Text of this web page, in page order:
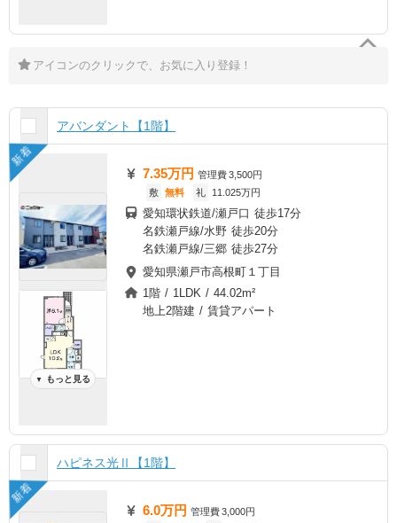
アイコンのクリックで、お気に入り登録！
アバンダント【1階】
新着
▼ もっと見る
7.35万円 管理費3,500円
敷 無料 礼 11.025万円
愛知環状鉄道/瀬戸口 徒歩17分
名鉄瀬戸線/水野 徒歩20分
名鉄瀬戸線/三郷 徒歩27分
愛知県瀬戸市高根町１丁目
1階 / 1LDK / 44.02m²
地上2階建 / 賃貸アパート
ハピネス光Ⅱ【1階】
新着
6.0万円 管理費3,000円